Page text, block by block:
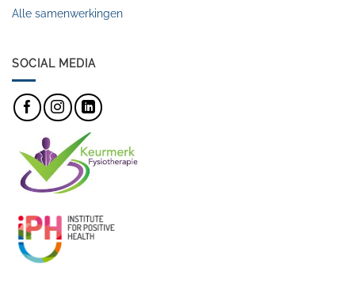
Alle samenwerkingen
SOCIAL MEDIA